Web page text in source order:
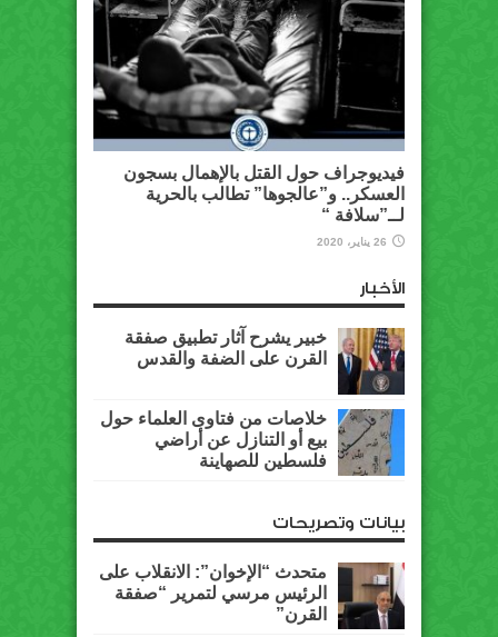
فيديوجراف حول القتل بالإهمال بسجون
العسكر.. و”عالجوها” تطالب بالحرية
لــ”سلافة “
26 يناير، 2020
الأخبار
خبير يشرح آثار تطبيق صفقة
القرن على الضفة والقدس
خلاصات من فتاوى العلماء حول
بيع أو التنازل عن أراضي
فلسطين للصهاينة
بيانات وتصريحات
متحدث “الإخوان”: الانقلاب على
الرئيس مرسي لتمرير “صفقة
القرن”